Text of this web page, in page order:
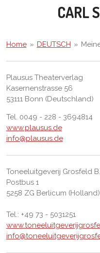
de
CARL
Home » DEUTSCH »
Plausus Theaterverlag
Kasernenstrasse 56
53111 Bonn (Deutschland)
Tel. 0049 - 228 - 3694814
www.plausus.de
info@plausus.de
Toneeluitgeverij Grosfeld
Postbus 1
5258 ZG Berlicum (Holland)
Tel.: +49 73 - 5031251